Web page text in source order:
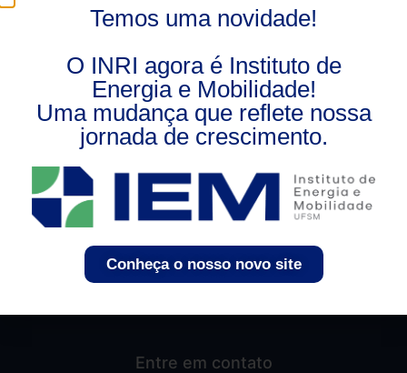
ritmo crescente de demanda de energia elétrica
anualmente. Segundo a FGV Energia, o ritmo de
crescimento percentual de consumo de energia elétrica
é de 4% anuais, sinalizando […]
Entre em contato
Temos uma novidade!
O INRI agora é Instituto de
Energia e Mobilidade!
Uma mudança que reflete nossa
jornada de crescimento.
Conheça o nosso novo site